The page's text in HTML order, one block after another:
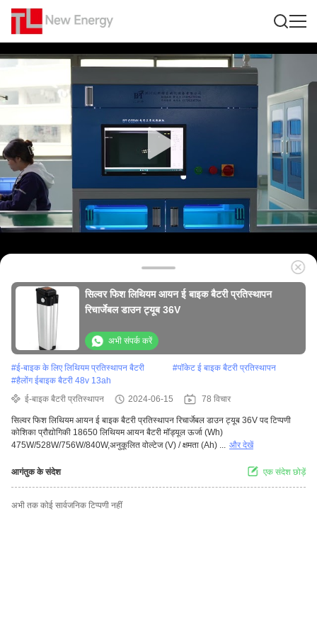
सिल्वर फिश लिथियम आयन ई बाइक बैटरी प्रतिस्थापन
रिचार्जेबल डाउन ट्यूब 36V
अभी संपर्क करें
#ई-बाइक के लिए लिथियम प्रतिस्थापन बैटरी #पॉकेट ई बाइक बैटरी प्रतिस्थापन
#हैलोंग ईबाइक बैटरी 48v 13ah
ई-बाइक बैटरी प्रतिस्थापन
2024-06-15 78 विचार
सिल्वर फिश लिथियम आयन ई बाइक बैटरी प्रतिस्थापन रिचार्जेबल डाउन ट्यूब 36V पद टिप्पणी
कोशिका प्रौद्योगिकी 18650 लिथियम आयन बैटरी मॉड्यूल ऊर्जा (Wh)
475W/528W/756W/840W,अनुकूलित वोल्टेज (V) / क्षमता (Ah) ... और देखें
आगंतुक के संदेश एक संदेश छोड़ें
अभी तक कोई सार्वजनिक टिप्पणी नहीं